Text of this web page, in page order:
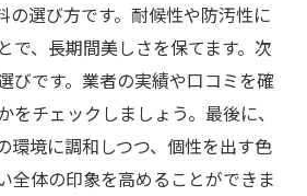
の選び方です。耐候性や防汚性に
で、長期間美しさを保てます。次
びです。業者の実績や口コミを確
をチェックしましょう。最後に、
環境に調和しつつ、個性を出す色
全体の印象を高めることができま